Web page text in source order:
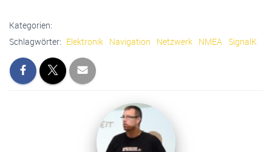
Kategorien:
Schlagwörter: Elektronik Navigation Netzwerk NMEA SignalK